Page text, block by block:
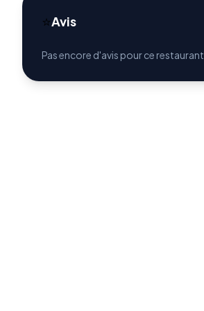
⭐Avis
Pas encore d'avis pour ce restaurant.